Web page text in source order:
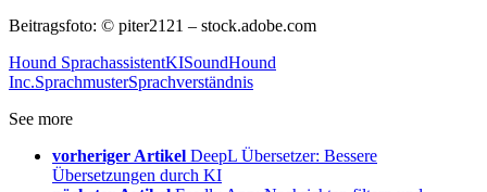
Beitragsfoto: © piter2121 – stock.adobe.com
Hound SprachassistentKISoundHound
Inc.SprachmusterSprachverständnis
See more
vorheriger Artikel DeepL Übersetzer: Bessere
Übersetzungen durch KI